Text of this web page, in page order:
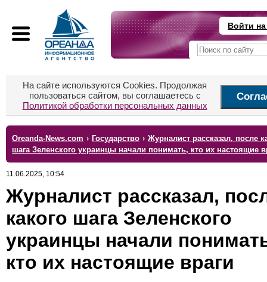
Войти
На сайте используются Cookies. Продолжая
пользоваться сайтом, вы соглашаетесь с
Политикой обработки персональных данных
Oreanda-News.com › Государство › Журналист рассказал, после
шага Зеленского украинцы начали понимать, кто их настоящие
11.06.2025, 10:54
Журналист рассказал,
какого шага Зеленского
украинцы начали
кто их настоящие враги